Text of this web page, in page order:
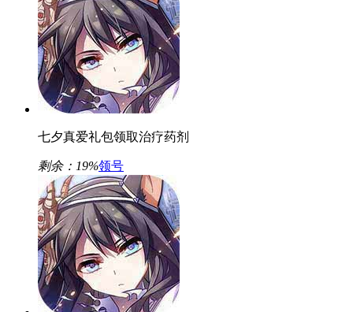
七夕真爱礼包领取治疗药剂
剩余： 19%领号